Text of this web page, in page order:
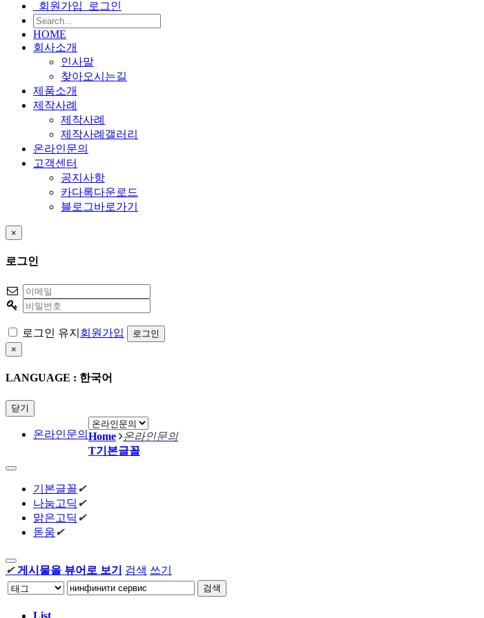
회원가입 로그인
HOME
회사소개
인사말
찾아오시는길
제품소개
제작사례
제작사례
제작사례갤러리
온라인문의
고객센터
공지사항
카다록다운로드
블로그바로가기
×
로그인
로그인 유지 회원가입
×
LANGUAGE : 한국어
닫기
온라인문의 Home
온라인문의
T기본글꼴
기본글꼴 ✔
나눔고딕 ✔
맑은고딕 ✔
돋움 ✔
✔ 게시물을 뷰어로 보기 검색 쓰기
검색
List